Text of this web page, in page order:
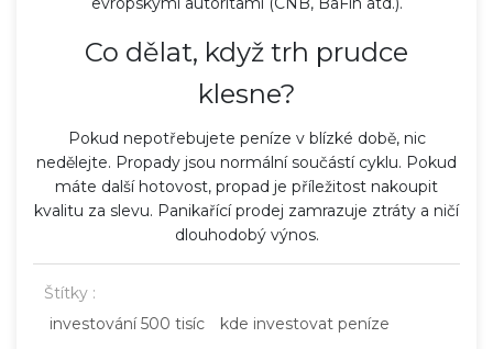
Co dělat, když trh prudce
klesne?
Pokud nepotřebujete peníze v blízké době, nic
nedělejte. Propady jsou normální součástí cyklu. Pokud
máte další hotovost, propad je příležitost nakoupit
kvalitu za slevu. Panikařící prodej zamrazuje ztráty a ničí
dlouhodobý výnos.
Štítky :
investování 500 tisíc
kde investovat peníze